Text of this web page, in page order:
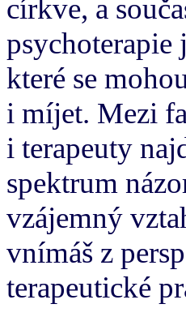
církve, a
psychoterapie
které se
i míjet. Mezi
i terapeuty
spektrum
vzájemný
vnímáš z
terapeutické